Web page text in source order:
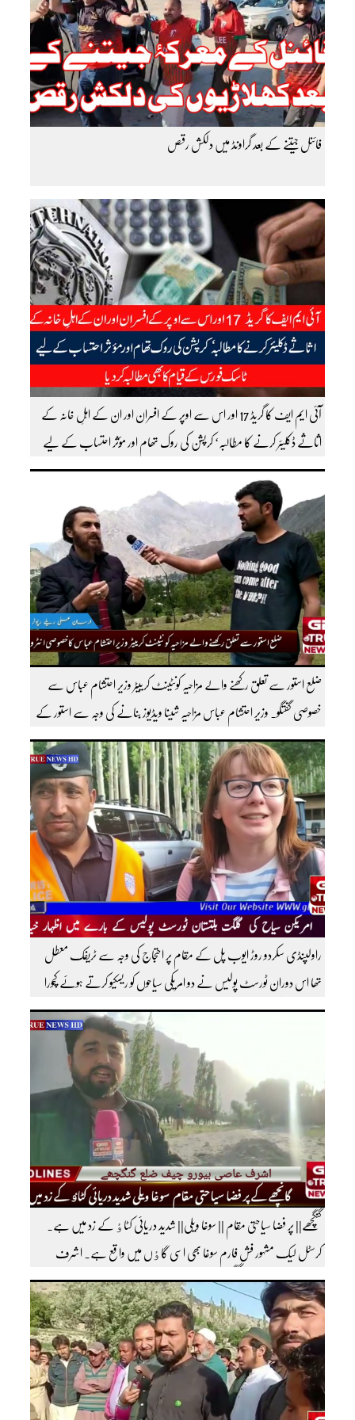
فائنل جیتنے کے بعد گراونڈ میں دلکش رقص
آئی ایم ایف کا گریڈ 17 اور اس سے اوپر کے افسران اور ان کے اہلِ خانہ کے
اثاثے ڈکلیئر کرنے کا مطالبہ‘ کرپشن کی روک تھام اور مؤثر احتساب کے لیے
ٹاسک فورس کے قیام کا بھی مطالبہ کردیا
ضلع استور سے تعلق رکھنے والے مزاحیہ کونٹینٹ کرییٹر وزیر احتشام عباس سے
خصوصی گفتگو۔ وزیر احتشام عباس مزاحیہ شینا ویڈیوز بنانے کی وجہ سے استور کے
اندر کافی مشہور ہیں مزید اچھی اچھی ویڈیوز دیکھنے کے لئے ہمارے یوٹیوب چینل کو
سبسکرائب کریں
راولپنڈی سکردو روڑ ایوب پل کے مقام پر احتجاج کی وجہ سے ٹریفک معطل
تھا اس دوران ٹورسٹ پولیس نے دو امریکی سیاحوں کو ریسکیو کرتے ہوئے کچورا
پہنچایا تھا امریکی سیاحوں کی گلگت بلتستان ٹورسٹ پولیس کے بارے اظہار
خیال کرتے ہوئے مزید اچھی اچھی ویڈیوز دیکھنے کے لئے ہمارے یوٹیوب چینل کو
گنگچھے|| پر فضا سیاحتی مقام || سوغا ویلی|| شدید دریائی کٹاٶ کے زد میں ہے۔
کرسٹل لیک مشہور فش فارم سوغا بھی اسی گاٶں میں واقع ہے۔ اشرف
عاصی بیورو چیف ضلع گنگچھے مزید اپڈیٹس دیکھنے کے لئے ہمارے یوٹیوب چینل کو
سبسکرائب کریں